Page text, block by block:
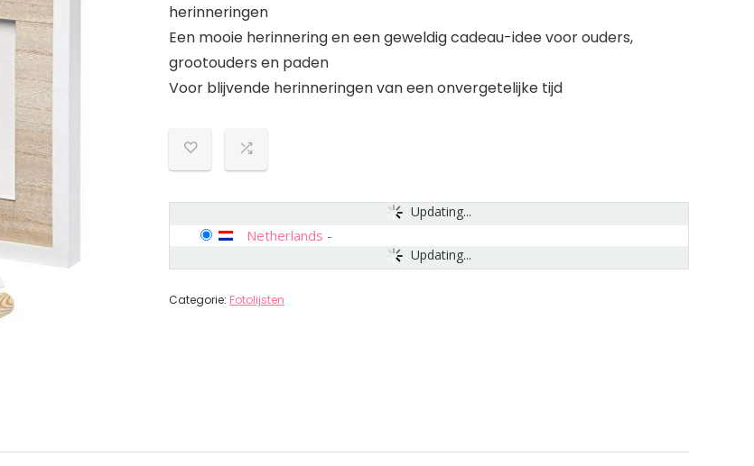
herinneringen
Een mooie herinnering en een geweldig cadeau-idee voor ouders,
grootouders en paden
Voor blijvende herinneringen van een onvergetelijke tijd
Updating...
Updating...
Netherlands -
Categorie: Fotolijsten